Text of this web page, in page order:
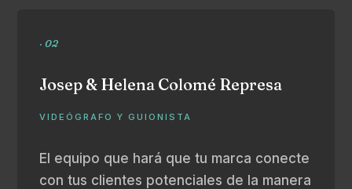
· 02
Josep & Helena Colomé Represa
VIDEÓGRAFO Y GUIONISTA
El equipo que hará que tu marca conecte
con tus clientes potenciales de la manera